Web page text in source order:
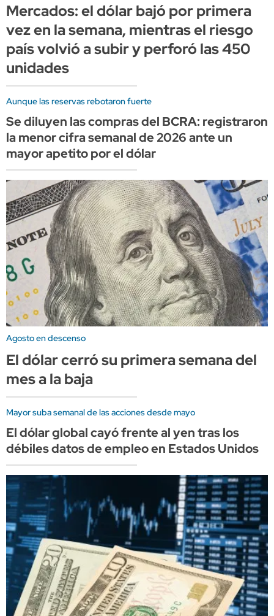
Mercados: el dólar bajó por primera
vez en la semana, mientras el riesgo
país volvió a subir y perforó las 450
unidades
Aunque las reservas rebotaron fuerte
Se diluyen las compras del BCRA: registraron
la menor cifra semanal de 2026 ante un
mayor apetito por el dólar
Agosto en descenso
El dólar cerró su primera semana del
mes a la baja
Mayor suba semanal de las acciones desde mayo
El dólar global cayó frente al yen tras los
débiles datos de empleo en Estados Unidos